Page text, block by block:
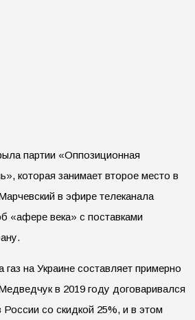
партии «Оппозиционная
которая занимает второе место в
в эфире телеканала
«афере века» с поставками
на Украине составляет примерно
в 2019 году договаривался
России со скидкой 25%, и в этом